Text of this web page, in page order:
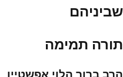
שביניהם
תורה תמימה
הרב ברוך הלוי אפשטיין